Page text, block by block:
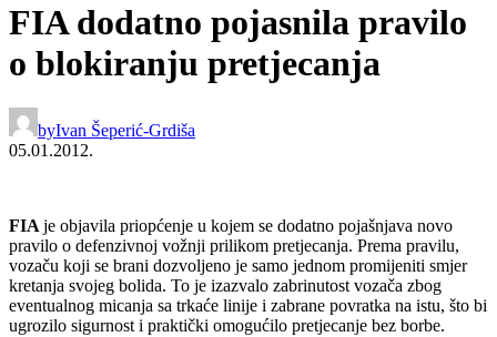
FIA dodatno pojasnila pravilo
o blokiranju pretjecanja
byIvan Šeperić-Grdiša
05.01.2012.
FIA je objavila priopćenje u kojem se dodatno pojašnjava novo
pravilo o defenzivnoj vožnji prilikom pretjecanja. Prema pravilu,
vozaču koji se brani dozvoljeno je samo jednom promijeniti smjer
kretanja svojeg bolida. To je izazvalo zabrinutost vozača zbog
eventualnog micanja sa trkaće linije i zabrane povratka na istu, što bi
ugrozilo sigurnost i praktički omogućilo pretjecanje bez borbe.